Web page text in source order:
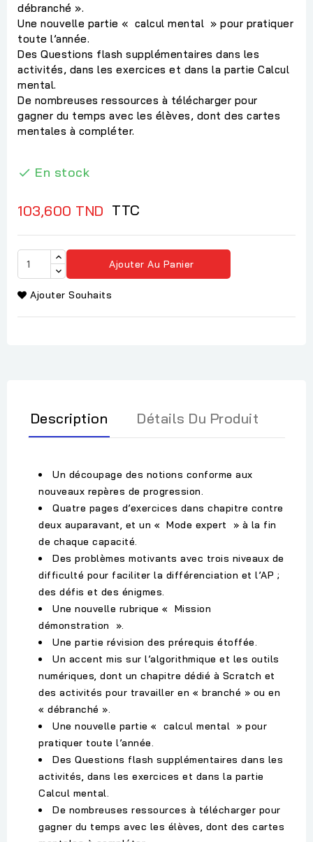
débranché ».
Une nouvelle partie « calcul mental » pour pratiquer
toute l’année.
Des Questions flash supplémentaires dans les
activités, dans les exercices et dans la partie Calcul
mental.
De nombreuses ressources à télécharger pour
gagner du temps avec les élèves, dont des cartes
mentales à compléter.
 En stock
103,600 TND TTC
Ajouter Au Panier
Ajouter Souhaits
Description Détails Du Produit
Un découpage des notions conforme aux
nouveaux repères de progression.
Quatre pages d’exercices dans chapitre contre
deux auparavant, et un « Mode expert » à la fin
de chaque capacité.
Des problèmes motivants avec trois niveaux de
difficulté pour faciliter la différenciation et l’AP ;
des défis et des énigmes.
Une nouvelle rubrique « Mission
démonstration ».
Une partie révision des prérequis étoffée.
Un accent mis sur l’algorithmique et les outils
numériques, dont un chapitre dédié à Scratch et
des activités pour travailler en « branché » ou en
« débranché ».
Une nouvelle partie « calcul mental » pour
pratiquer toute l’année.
Des Questions flash supplémentaires dans les
activités, dans les exercices et dans la partie
Calcul mental.
De nombreuses ressources à télécharger pour
gagner du temps avec les élèves, dont des cartes